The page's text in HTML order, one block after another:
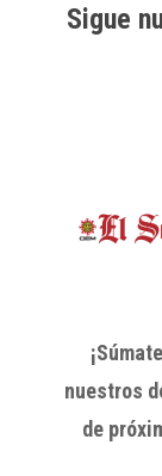
Sigue
nuestros
de